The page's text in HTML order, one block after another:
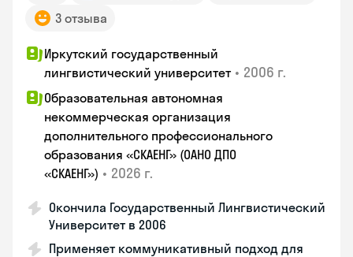
3 отзыва
Иркутский государственный
лингвистический университет • 2006 г.
Образовательная автономная
некоммерческая организация
дополнительного профессионального
образования «СКАЕНГ» (ОАНО ДПО
«СКАЕНГ») • 2026 г.
Окончила Государственный Лингвистический
Университет в 2006
Применяет коммуникативный подход для